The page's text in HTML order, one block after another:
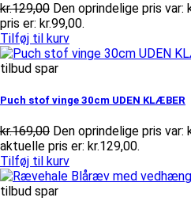
kr.129,00 Den oprindelige pris var:
pris er: kr.99,00.
Tilføj til kurv
tilbud spar
Puch stof vinge 30cm UDEN KLÆBER
kr.169,00 Den oprindelige pris var:
aktuelle pris er: kr.129,00.
Tilføj til kurv
tilbud spar